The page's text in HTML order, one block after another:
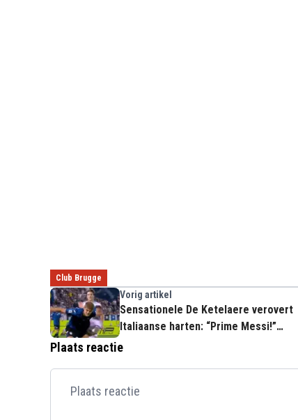
Club Brugge
Vorig artikel
Sensationele De Ketelaere verovert
Italiaanse harten: “Prime Messi!”
(VIDEO)
Plaats reactie